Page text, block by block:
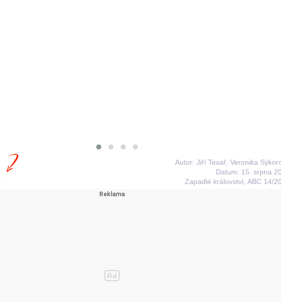
Autor: Jiří Tesař, Veronika
Datum: 15. srpna
Zapadlé království, ABC 14/